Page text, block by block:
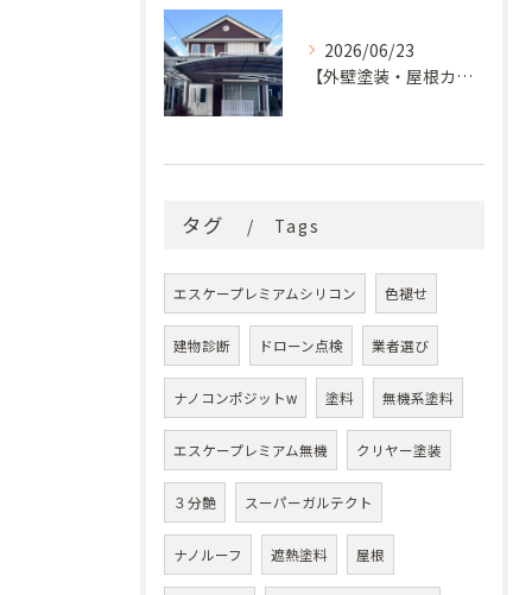
2026/06/23
【外壁塗装・屋根カバー工法】築29年の剥がれや汚れのお悩みを「ナノコンポジットW」と屋根カバー工法で解決
タグ Tags
エスケープレミアムシリコン 色褪せ
建物診断 ドローン点検 業者選び
ナノコンポジットw 塗料 無機系塗料
エスケープレミアム無機 クリヤー塗装
３分艶 スーパーガルテクト
ナノルーフ 遮熱塗料 屋根